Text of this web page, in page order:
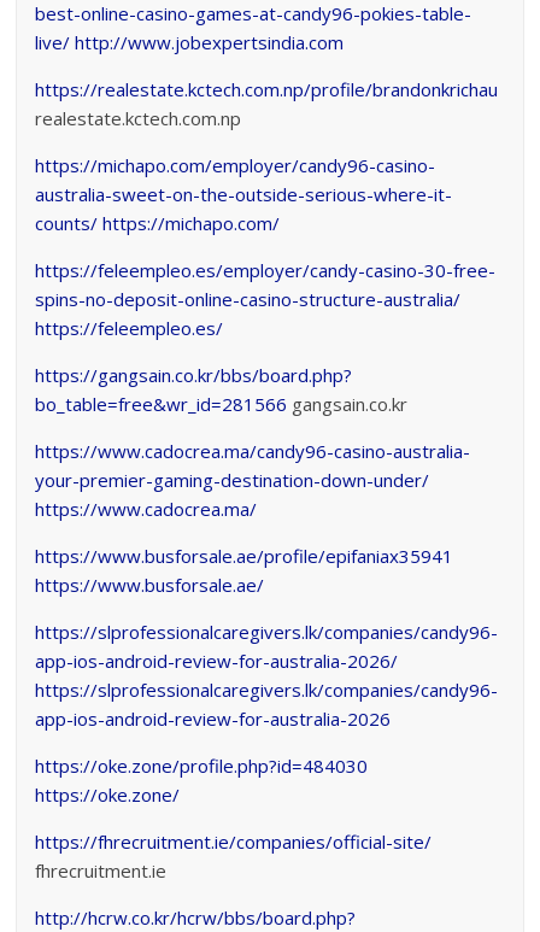
best-online-casino-games-at-candy96-pokies-table-
live/ http://www.jobexpertsindia.com
https://realestate.kctech.com.np/profile/brandonkrichau
realestate.kctech.com.np
https://michapo.com/employer/candy96-casino-
australia-sweet-on-the-outside-serious-where-it-
counts/ https://michapo.com/
https://feleempleo.es/employer/candy-casino-30-free-
spins-no-deposit-online-casino-structure-australia/
https://feleempleo.es/
https://gangsain.co.kr/bbs/board.php?
bo_table=free&wr_id=281566 gangsain.co.kr
https://www.cadocrea.ma/candy96-casino-australia-
your-premier-gaming-destination-down-under/
https://www.cadocrea.ma/
https://www.busforsale.ae/profile/epifaniax35941
https://www.busforsale.ae/
https://slprofessionalcaregivers.lk/companies/candy96-
app-ios-android-review-for-australia-2026/
https://slprofessionalcaregivers.lk/companies/candy96-
app-ios-android-review-for-australia-2026
https://oke.zone/profile.php?id=484030
https://oke.zone/
https://fhrecruitment.ie/companies/official-site/
fhrecruitment.ie
http://hcrw.co.kr/hcrw/bbs/board.php?